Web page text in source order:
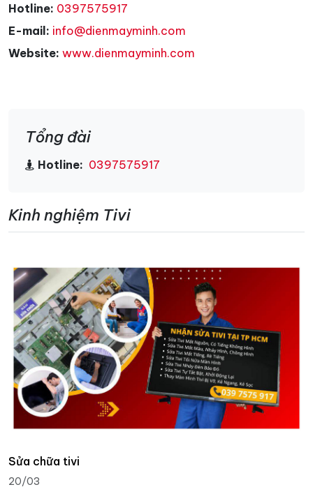
Hotline: 0397575917
E-mail: info@dienmayminh.com
Website: www.dienmayminh.com
Tổng đài
Hotline: 0397575917
Kinh nghiệm Tivi
Sửa chữa tivi
20/03